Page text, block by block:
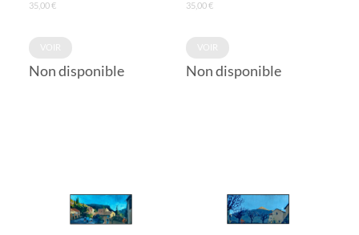
35,00€
Non disponible
35,00€
Non disponible